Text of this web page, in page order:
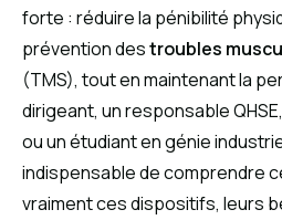
forte : réduire la pénibilité
prévention destroubles
(TMS), tout en maintenant la
dirigeant, un responsable
ou un étudiant en génie
indispensable de comprendre
vraiment ces dispositifs, leurs